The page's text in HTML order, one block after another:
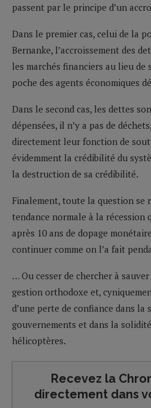
passent par le principe d’un
Dans le premier cas, celui de la
Bernanke, l’accroissement des
les marchés financiers au lieu de
poche des agents économiques
Dans le second cas, les dettes
dépensées, il n’y a pas de
directement leur fonction de
évidemment la crédibilité du
la destruction de sa crédibilité.
Finalement, toute la question se
tendance normale à la récession
après 10 ans de dopage
continuer comme on l’a fait
… Ou cesser de chercher à
gestion orthodoxe et,
d’une perte de confiance dans la
gouvernements et dans la
hélicoptères.
Recevez la
directement dans